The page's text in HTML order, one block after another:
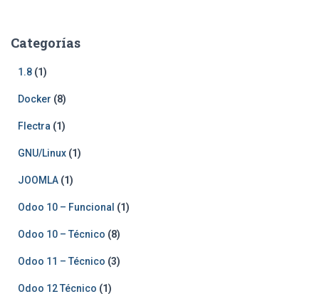
Categorías
1.8 (1)
Docker (8)
Flectra (1)
GNU/Linux (1)
JOOMLA (1)
Odoo 10 – Funcional (1)
Odoo 10 – Técnico (8)
Odoo 11 – Técnico (3)
Odoo 12 Técnico (1)